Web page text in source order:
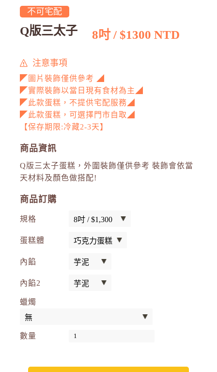
不可宅配
Q版三太子 8吋 / $1300 NTD
注意事項
◤圖片裝飾僅供參考 ◢
◤實際裝飾以當日現有食材為主◢
◤此款蛋糕，不提供宅配服務◢
◤此款蛋糕，可選擇門市自取◢
【保存期限:冷藏2-3天】
商品資訊
Q版三太子蛋糕，外圍裝飾僅供參考 裝飾會依當
天材料及顏色做搭配!
商品訂購
規格
蛋糕體
內餡
內餡2
蠟燭
數量